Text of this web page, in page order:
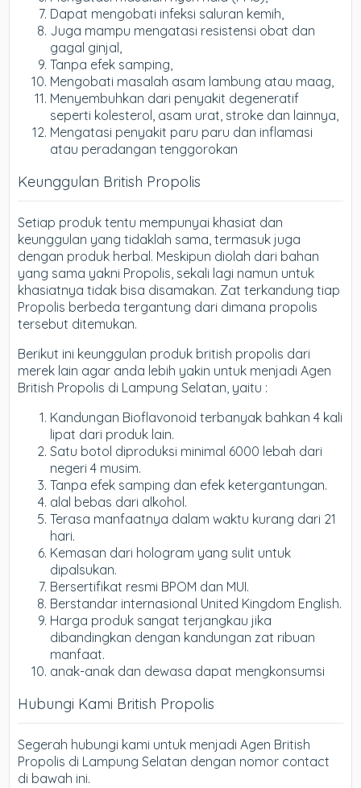
Dapat mengobati infeksi saluran kemih,
Juga mampu mengatasi resistensi obat dan
gagal ginjal,
Tanpa efek samping,
Mengobati masalah asam lambung atau maag,
Menyembuhkan dari penyakit degeneratif
seperti kolesterol, asam urat, stroke dan lainnya,
Mengatasi penyakit paru paru dan inflamasi
atau peradangan tenggorokan
Keunggulan British Propolis
Setiap produk tentu mempunyai khasiat dan
keunggulan yang tidaklah sama, termasuk juga
dengan produk herbal. Meskipun diolah dari bahan
yang sama yakni Propolis, sekali lagi namun untuk
khasiatnya tidak bisa disamakan. Zat terkandung tiap
Propolis berbeda tergantung dari dimana propolis
tersebut ditemukan.
Berikut ini keunggulan produk british propolis dari
merek lain agar anda lebih yakin untuk menjadi Agen
British Propolis di Lampung Selatan, yaitu :
Kandungan Bioflavonoid terbanyak bahkan 4 kali
lipat dari produk lain.
Satu botol diproduksi minimal 6000 lebah dari
negeri 4 musim.
Tanpa efek samping dan efek ketergantungan.
alal bebas dari alkohol.
Terasa manfaatnya dalam waktu kurang dari 21
hari.
Kemasan dari hologram yang sulit untuk
dipalsukan.
Bersertifikat resmi BPOM dan MUI.
Berstandar internasional United Kingdom English.
Harga produk sangat terjangkau jika
dibandingkan dengan kandungan zat ribuan
manfaat.
anak-anak dan dewasa dapat mengkonsumsi
Hubungi Kami British Propolis
Segerah hubungi kami untuk menjadi Agen British
Propolis di Lampung Selatan dengan nomor contact
di bawah ini.